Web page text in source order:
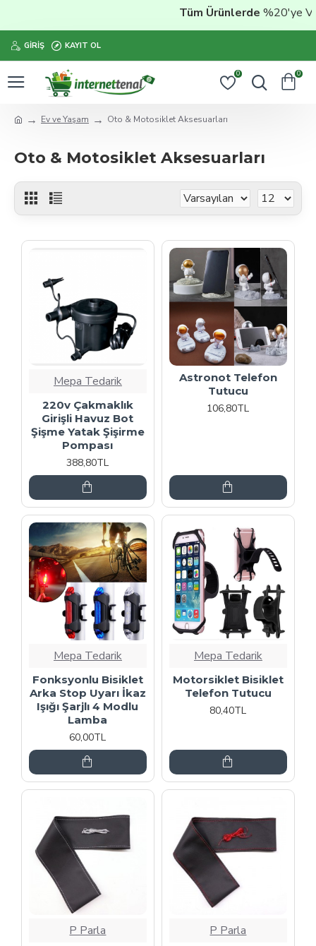
Tüm Ürünlerde%20'ye Varan
GIRIŞ KAYIT OL
0 0
Ev ve Yaşam Oto & Motosiklet Aksesuarları
Oto & Motosiklet Aksesuarları
Mepa Tedarik
220v Çakmaklık
Girişli Havuz Bot
Şişme Yatak Şişirme
Pompası
388,80TL
Astronot Telefon
Tutucu
106,80TL
Mepa Tedarik
Fonksyonlu Bisiklet
Arka Stop Uyarı İkaz
Işığı Şarjlı 4 Modlu
Lamba
60,00TL
Mepa Tedarik
Motorsiklet Bisiklet
Telefon Tutucu
80,40TL
P Parla P Parla